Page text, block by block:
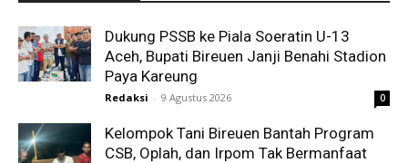
Dukung PSSB ke Piala Soeratin U-13
Aceh, Bupati Bireuen Janji Benahi Stadion
Paya Kareung
Redaksi - 9 Agustus 2026 0
Kelompok Tani Bireuen Bantah Program
CSB, Oplah, dan Irpom Tak Bermanfaat